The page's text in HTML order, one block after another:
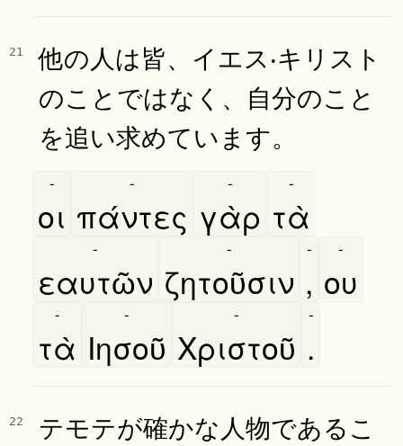
21
他の人は皆、イエス‧キリスト
のことではなく、自分のこと
を追い求めています。
οι
-
πάντες
-
γὰρ
-
τὰ
-
εαυτῶν
-
ζητοῦσιν
-
,
-
ου
-
τὰ
-
Ιησοῦ
-
Χριστοῦ
-
.
-
22
テモテが確かな人物であるこ